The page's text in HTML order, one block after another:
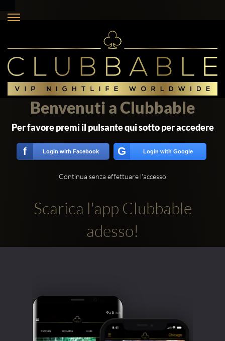
Social
network:
Benvenuti a Clubbable
Per favore premi il pulsante qui sotto per accedere
f Login with Facebook G Login with Google
Continua senza effettuare l'accesso
Scarica l'app Clubbable
adesso!